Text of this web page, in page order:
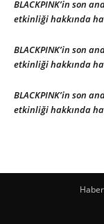
BLACKPINK’in son
etkinliği hakkında
BLACKPINK’in son
etkinliği hakkında
BLACKPINK’in son
etkinliği hakkında
Haber